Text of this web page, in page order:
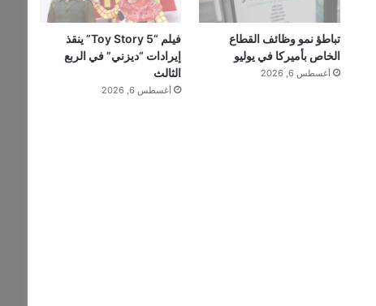
تباطؤ نمو وظائف القطاع
الخاص بأميركا في يوليو
أغسطس 6, 2026
فيلم “Toy Story 5” ينقذ
إيرادات “ديزني” في الربع
الثالث
أغسطس 6, 2026